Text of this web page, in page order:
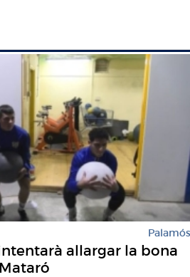
Palamós
allargar la bona